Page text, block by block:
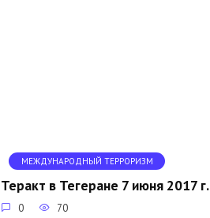
МЕЖДУНАРОДНЫЙ ТЕРРОРИЗМ
Теракт в Тегеране 7 июня 2017 г.
0 70